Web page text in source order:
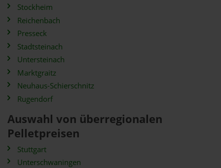
Stockheim
Reichenbach
Presseck
Stadtsteinach
Untersteinach
Marktgraitz
Neuhaus-Schierschnitz
Rugendorf
Auswahl von überregionalen
Pelletpreisen
Stuttgart
Unterschwaningen